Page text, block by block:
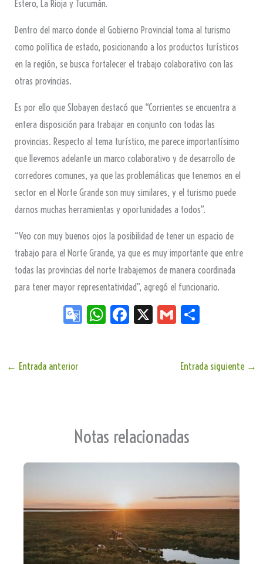
Estero, La Rioja y Tucumán.
Dentro del marco donde el Gobierno Provincial toma al turismo
como política de estado, posicionando a los productos turísticos
en la región, se busca fortalecer el trabajo colaborativo con las
otras provincias.
Es por ello que Slobayen destacó que “Corrientes se encuentra a
entera disposición para trabajar en conjunto con todas las
provincias. Respecto al tema turístico, me parece importantísimo
que llevemos adelante un marco colaborativo y de desarrollo de
corredores comunes, ya que las problemáticas que tenemos en el
sector en el Norte Grande son muy similares, y el turismo puede
darnos muchas herramientas y oportunidades a todos”.
“Veo con muy buenos ojos la posibilidad de tener un espacio de
trabajo para el Norte Grande, ya que es muy importante que entre
todas las provincias del norte trabajemos de manera coordinada
para tener mayor representatividad”, agregó el funcionario.
Go
te
W
Fa
X
G
← Entrada anterior Entrada siguiente →
Notas relacionadas